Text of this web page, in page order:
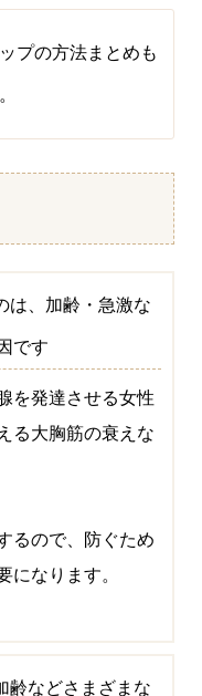
プの方法まとめ も
は、加齢・急激な
です
を発達させる女性
る大胸筋の衰えな
るので、防ぐため
になります。
齢などさまざまな